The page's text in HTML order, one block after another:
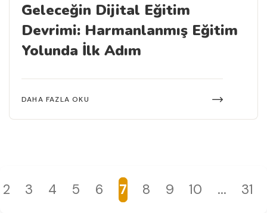
Geleceğin Dijital Eğitim
Devrimi: Harmanlanmış Eğitim
Yolunda İlk Adım
DAHA FAZLA OKU
2 3 4 5 6 7 8 9 10 ... 31